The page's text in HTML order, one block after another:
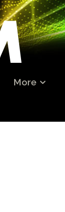
More